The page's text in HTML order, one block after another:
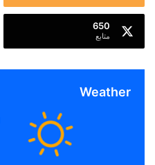
650
متابع
Weather